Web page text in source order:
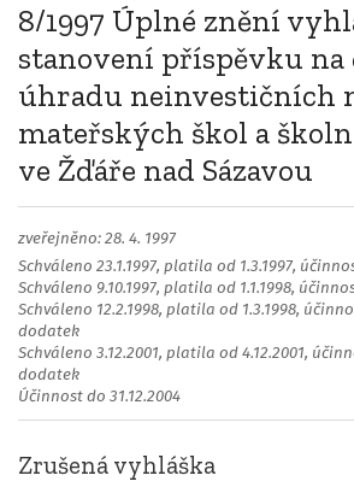
8/1997 Úplné znění
stanovení příspěvku na
úhradu neinvestičních
mateřských škol a
ve Žďáře nad Sázavou
zveřejněno: 28. 4. 1997
Schváleno 23.1.1997, platila od 1.3.1997,
Schváleno 9.10.1997, platila od 1.1.1998,
Schváleno 12.2.1998, platila od 1.3.1998,
dodatek
Schváleno 3.12.2001, platila od 4.12.2001,
dodatek
Účinnost do 31.12.2004
Zrušená vyhláška